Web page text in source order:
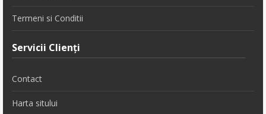
Termeni si Conditii
Servicii Clienţi
Contact
Harta sitului